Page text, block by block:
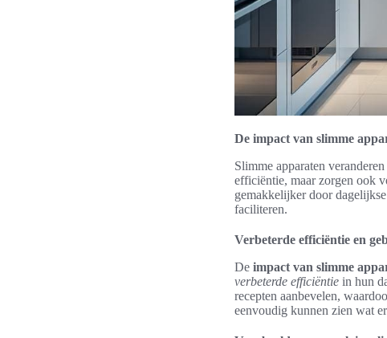
De impact van slimme
Slimme apparaten
efficiëntie, maar zorgen ook
gemakkelijker door
faciliteren.
Verbeterde efficiëntie en
De impact van slimme
verbeterde efficiëntie in hun
recepten aanbevelen,
eenvoudig kunnen zien wat